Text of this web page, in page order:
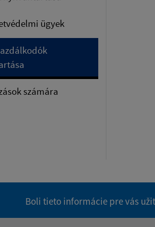
ügyek
számára
Boli tieto informácie pre vás